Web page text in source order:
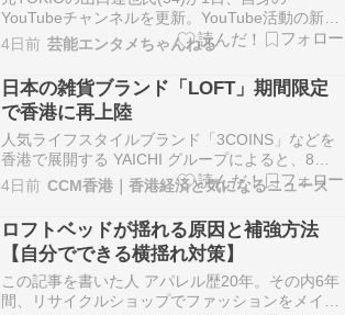
YouTubeチャンネルを更新。YouTube活動の新た
な拠点として神奈川・湘南エリアの物件を契約し
たことを報告した。 続きを読む ≫ 山口達也 神奈
川県 芸能
4日前 芸能エンタメちゃんねる
日本の雑貨ブランド「LOFT」期間限定
で香港に再上陸
人気ライフスタイルブランド「3COINS」などを
香港で展開する YAICHI グループによると、8月
下旬に、旺角の新世紀広場（MOKO）に1年間の
期間限定で日本の生活雑貨チェーン店「ロフト／
LOFT」を出店することを発表しました。「ロフ
ト／LOFT」が香港に出店するのは15年ぶ…
4日前 CCM香港｜香港経済と気になるニュース
ロフトベッドが揺れる原因と補強方法
【自分でできる横揺れ対策】
この記事を書いた人 アパレル歴20年。その内6年
間、リサイクルショップでファッションをメイン